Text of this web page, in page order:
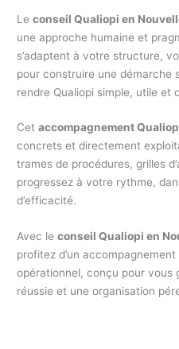
Leconseil Qualiopi en
une approche humaine et
s’adaptent à votre structure,
pour construire une démarche
rendre Qualiopi simple, utile et
Cetaccompagnement
concrets et directement
trames de procédures, grilles
progressez à votre rythme,
d’efficacité.
Avec leconseil Qualiopi en
profitez d’un
opérationnel, conçu pour vous
réussie et une organisation